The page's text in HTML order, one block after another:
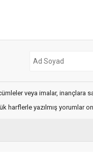
veya imalar, inançlara
harflerle yazılmış yorumlar